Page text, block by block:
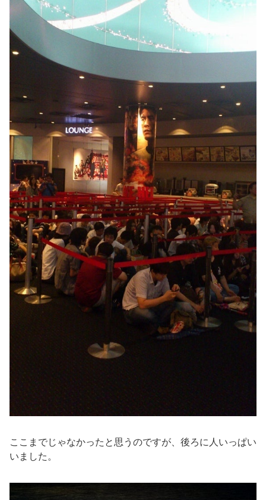
ここまでじゃなかったと思うのですが、後ろに人いっぱい
いました。